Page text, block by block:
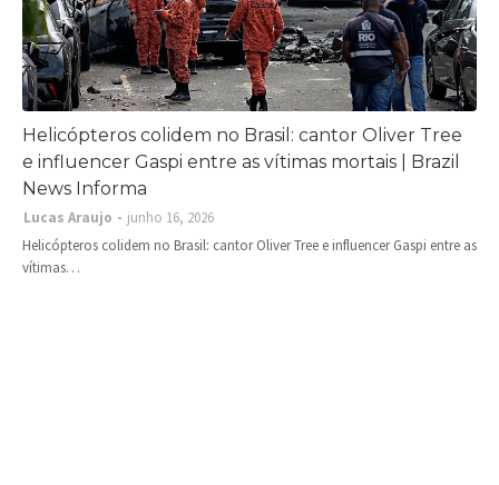
Helicópteros colidem no Brasil: cantor Oliver Tree
e influencer Gaspi entre as vítimas mortais | Brazil
News Informa
Lucas Araujo
junho 16, 2026
Helicópteros colidem no Brasil: cantor Oliver Tree e influencer Gaspi entre as
vítimas…